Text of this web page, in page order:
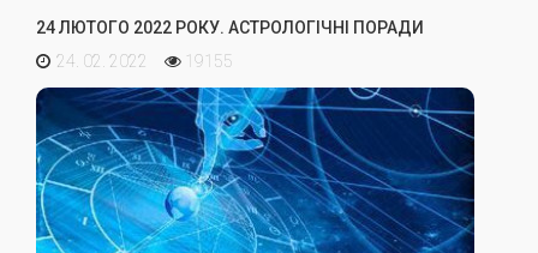
24 ЛЮТОГО 2022 РОКУ. АСТРОЛОГІЧНІ ПОРАДИ
24. 02. 2022
19155